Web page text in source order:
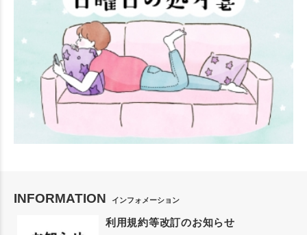
INFORMATION インフォメーション
利用規約等改訂のお知らせ